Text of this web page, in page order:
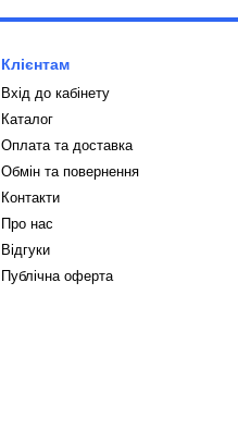
Клієнтам
Вхід до кабінету
Каталог
Оплата та доставка
Обмін та повернення
Контакти
Про нас
Відгуки
Публічна оферта